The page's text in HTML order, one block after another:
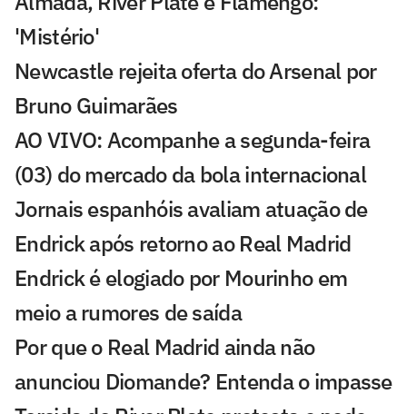
'Mistério'
Newcastle rejeita oferta do Arsenal por
Bruno Guimarães
AO VIVO: Acompanhe a segunda-feira
(03) do mercado da bola internacional
Jornais espanhóis avaliam atuação de
Endrick após retorno ao Real Madrid
Endrick é elogiado por Mourinho em
meio a rumores de saída
Por que o Real Madrid ainda não
anunciou Diomande? Entenda o impasse